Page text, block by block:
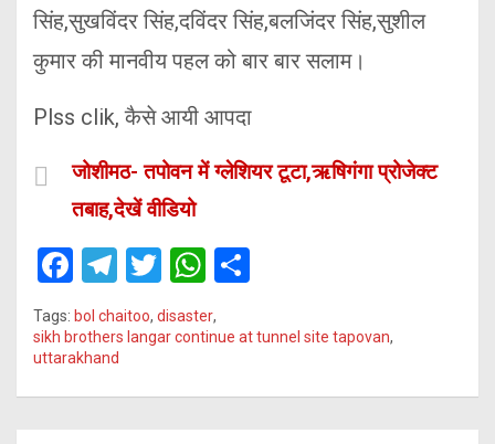
सिंह,सुखविंदर सिंह,दविंदर सिंह,बलजिंदर सिंह,सुशील
कुमार की मानवीय पहल को बार बार सलाम।
Plss clik, कैसे आयी आपदा
जोशीमठ- तपोवन में ग्लेशियर टूटा,ऋषिगंगा प्रोजेक्ट
तबाह,देखें वीडियो
F
a
ce
b
o
T
el
e
gr
a
T
wi
tt
W
at
A
ar
Tags: bol chaitoo, disaster,
sikh brothers langar continue at tunnel site tapovan,
uttarakhand